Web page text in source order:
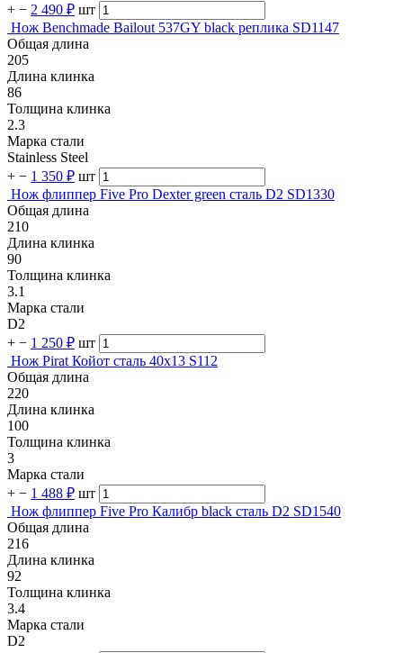
+ − 2 490 ₽ шт
Нож Benchmade Bailout 537GY black реплика SD1147
Общая длина
205
Длина клинка
86
Толщина клинка
2.3
Марка стали
Stainless Steel
+ − 1 350 ₽ шт
Нож флиппер Five Pro Dexter green сталь D2 SD1330
Общая длина
210
Длина клинка
90
Толщина клинка
3.1
Марка стали
D2
+ − 1 250 ₽ шт
Нож Pirat Койот сталь 40х13 S112
Общая длина
220
Длина клинка
100
Толщина клинка
3
Марка стали
+ − 1 488 ₽ шт
Нож флиппер Five Pro Калибр black сталь D2 SD1540
Общая длина
216
Длина клинка
92
Толщина клинка
3.4
Марка стали
D2